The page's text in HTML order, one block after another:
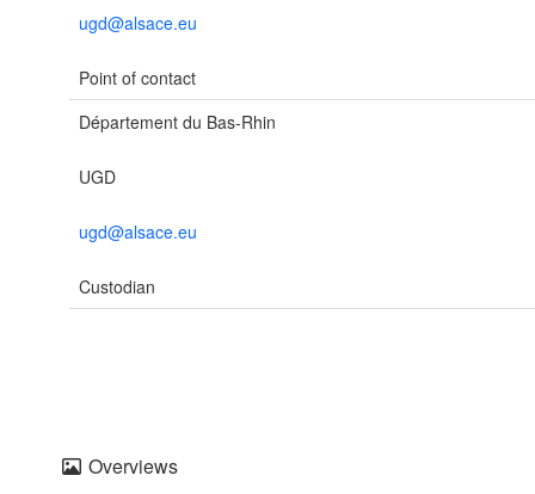
ugd@alsace.eu
Point of contact
Département du Bas-Rhin
UGD
ugd@alsace.eu
Custodian
Overviews